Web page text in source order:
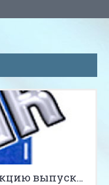
ДШК предлагает продукцию выпускаемую под заказ.